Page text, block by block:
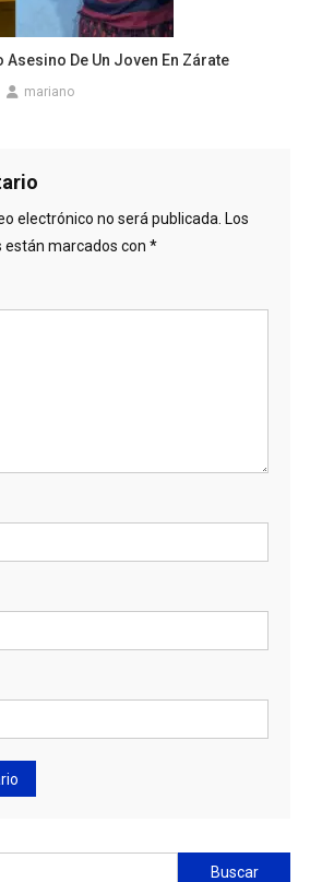
Asesino De Un Joven En Zárate
mariano
electrónico no será publicada. Los
marcados con *
Buscar: